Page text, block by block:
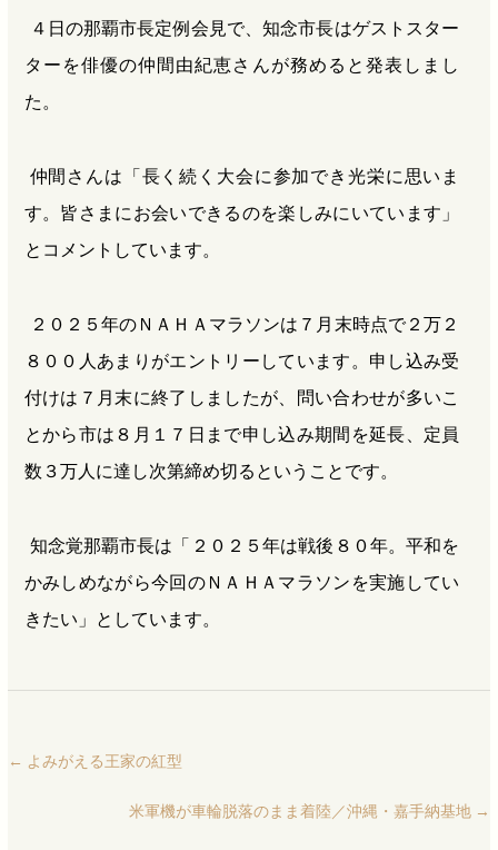
４日の那覇市長定例会見で、知念市長はゲストスター
ターを俳優の仲間由紀恵さんが務めると発表しまし
た。
仲間さんは「長く続く大会に参加でき光栄に思いま
す。皆さまにお会いできるのを楽しみにいています」
とコメントしています。
２０２５年のＮＡＨＡマラソンは７月末時点で２万２
８００人あまりがエントリーしています。申し込み受
付けは７月末に終了しましたが、問い合わせが多いこ
とから市は８月１７日まで申し込み期間を延長、定員
数３万人に達し次第締め切るということです。
知念覚那覇市長は「２０２５年は戦後８０年。平和を
かみしめながら今回のＮＡＨＡマラソンを実施してい
きたい」としています。
← よみがえる王家の紅型
米軍機が車輪脱落のまま着陸／沖縄・嘉手納基地 →